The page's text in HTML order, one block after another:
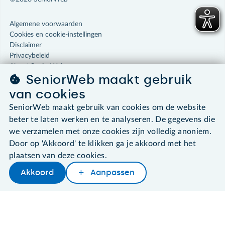
Later lezenDelenWoordenboek
Algemene voorwaarden
Cookies en cookie-instellingen
Disclaimer
Privacybeleid
SeniorWeb maakt gebruik
van cookies
SeniorWeb maakt gebruik van cookies om de website
beter te laten werken en te analyseren. De gegevens die
we verzamelen met onze cookies zijn volledig anoniem.
Door op 'Akkoord' te klikken ga je akkoord met het
plaatsen van deze cookies.
Akkoord Aanpassen